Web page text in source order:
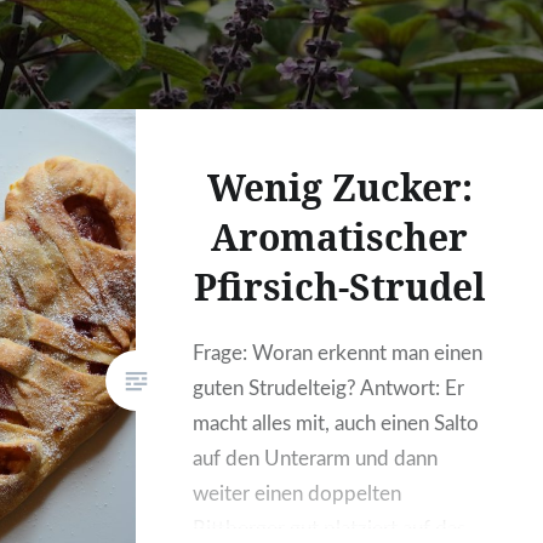
Wenig Zucker:
Aromatischer
Pfirsich-Strudel
Frage: Woran erkennt man einen
guten Strudelteig? Antwort: Er
macht alles mit, auch einen Salto
auf den Unterarm und dann
weiter einen doppelten